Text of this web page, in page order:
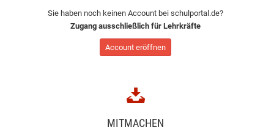
Sie haben noch keinen Account bei schulportal.de?
Zugang ausschließlich für Lehrkräfte
Account eröffnen
MITMACHEN